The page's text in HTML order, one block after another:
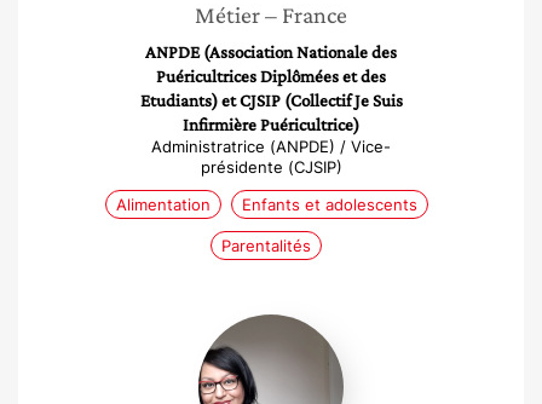
Métier– France
ANPDE (Association Nationale des
Puéricultrices Diplômées et des
Etudiants) et CJSIP (Collectif Je Suis
Infirmière Puéricultrice)
Administratrice (ANPDE) / Vice-
présidente (CJSIP)
Alimentation
Enfants et adolescents
Parentalités
Sanga
Achakzai